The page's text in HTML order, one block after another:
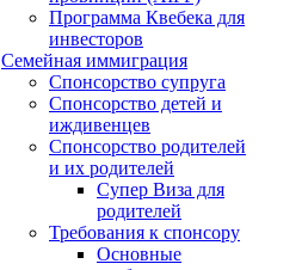
Программа Квебека для
инвесторов
Семейная иммиграция
Спонсорство супруга
Спонсорство детей и
иждивенцев
Спонсорство родителей
и их родителей
Супер Виза для
родителей
Требования к спонсору
Основные